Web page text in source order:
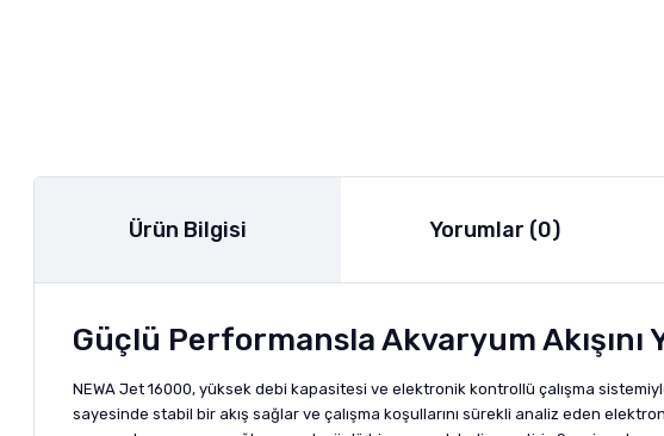
Ürün Bilgisi Yorumlar (0)
Güçlü Performansla Akvaryum Akışını
NEWA Jet 16000, yüksek debi kapasitesi ve elektronik kontrollü çalışma
sayesinde stabil bir akış sağlar ve çalışma koşullarını sürekli analiz eden